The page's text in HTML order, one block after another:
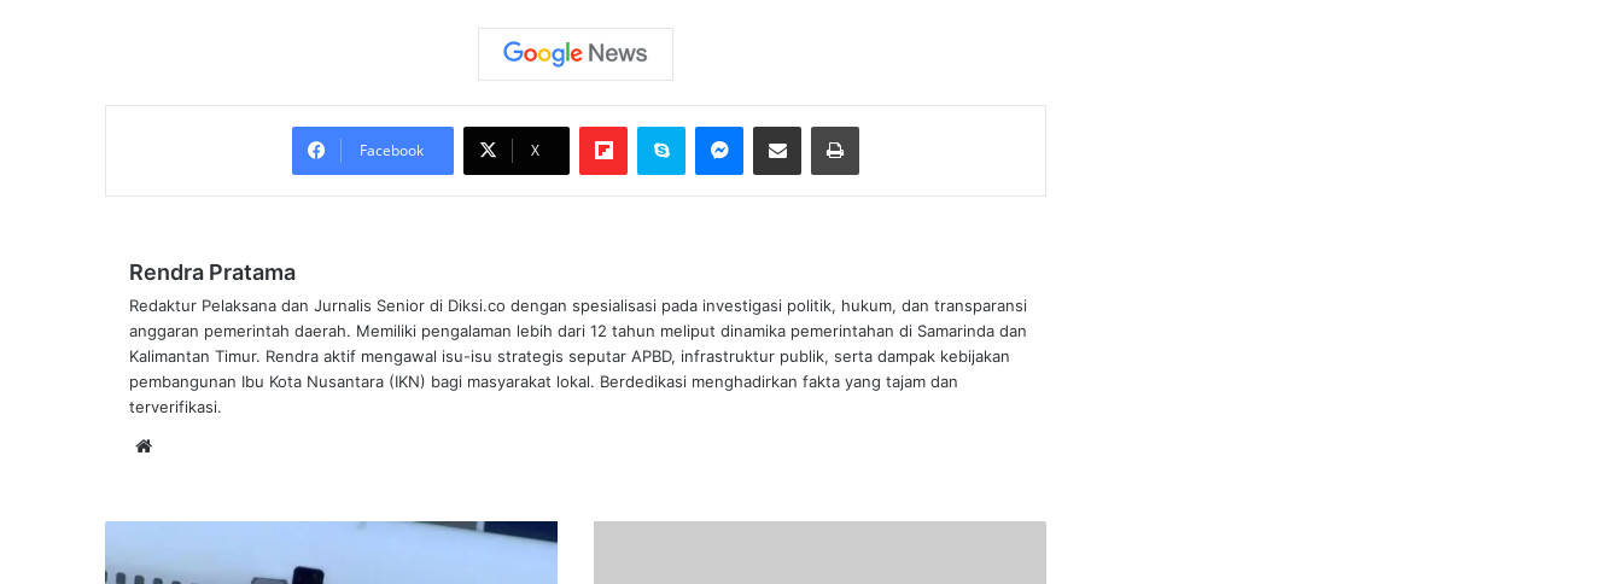
Facebook X
FlipboardSkype Messenger
Bagikan melalui Email Cetak
Rendra Pratama
Redaktur Pelaksana dan Jurnalis Senior di Diksi.co dengan spesialisasi pada investigasi politik, hukum, dan transparansi
anggaran pemerintah daerah. Memiliki pengalaman lebih dari 12 tahun meliput dinamika pemerintahan di Samarinda dan
Kalimantan Timur. Rendra aktif mengawal isu-isu strategis seputar APBD, infrastruktur publik, serta dampak kebijakan
pembangunan Ibu Kota Nusantara (IKN) bagi masyarakat lokal. Berdedikasi menghadirkan fakta yang tajam dan
terverifikasi.